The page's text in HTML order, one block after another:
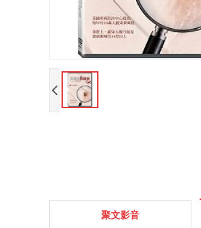
聚文影音